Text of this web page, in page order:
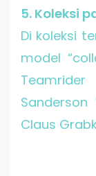
5. Koleksi
Di koleksi
model
Sanderson
Claus